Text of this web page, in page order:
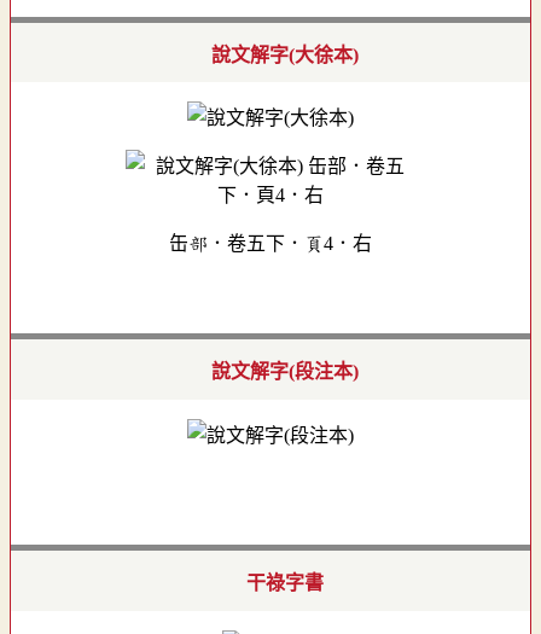
說文解字(大徐本)
缶部．卷五下．頁4．右
說文解字(段注本)
干祿字書